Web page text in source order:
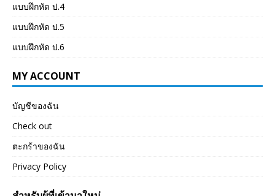
แบบฝึกหัด ป.4
แบบฝึกหัด ป.5
แบบฝึกหัด ป.6
MY ACCOUNT
บัญชีของฉัน
Check out
ตะกร้าของฉัน
Privacy Policy